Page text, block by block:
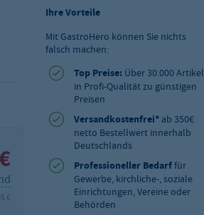
€
Ihre Vorteile
Mit GastroHero können Sie nichts
falsch machen:
Top Preise: Über 30.000 Artikel
in Profi-Qualität zu günstigen
Preisen
Versandkostenfrei* ab 350€
netto Bestellwert innerhalb
Deutschlands
Professioneller Bedarffür
Gewerbe, kirchliche-, soziale
Einrichtungen, Vereine oder
Behörden